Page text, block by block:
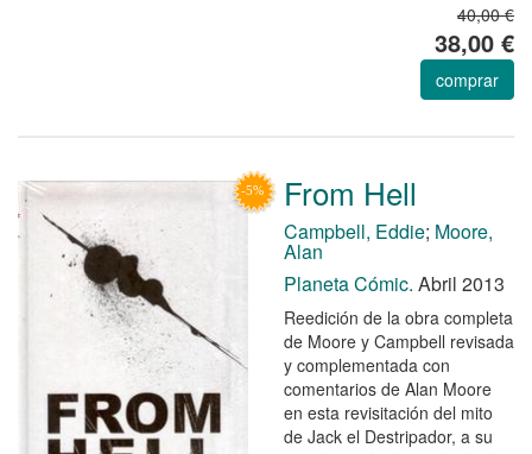
40,00 €
38,00 €
comprar
From Hell
Campbell, Eddie; Moore,
Alan
Planeta Cómic. Abril 2013
Reedición de la obra completa
de Moore y Campbell revisada
y complementada con
comentarios de Alan Moore
en esta revisitación del mito
de Jack el Destripador, a su